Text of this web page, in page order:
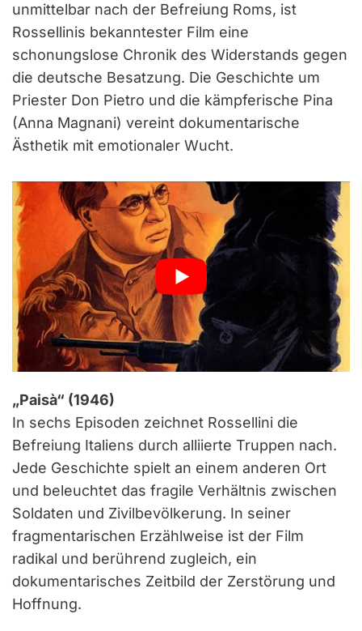
unmittelbar nach der Befreiung Roms, ist
Rossellinis bekanntester Film eine
schonungslose Chronik des Widerstands gegen
die deutsche Besatzung. Die Geschichte um
Priester Don Pietro und die kämpferische Pina
(Anna Magnani) vereint dokumentarische
Ästhetik mit emotionaler Wucht.
„Paisà“ (1946)
In sechs Episoden zeichnet Rossellini die
Befreiung Italiens durch alliierte Truppen nach.
Jede Geschichte spielt an einem anderen Ort
und beleuchtet das fragile Verhältnis zwischen
Soldaten und Zivilbevölkerung. In seiner
fragmentarischen Erzählweise ist der Film
radikal und berührend zugleich, ein
dokumentarisches Zeitbild der Zerstörung und
Hoffnung.